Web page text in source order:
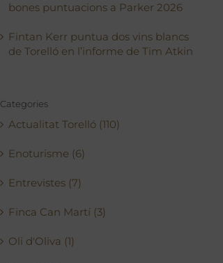
bones puntuacions a Parker 2026
Fintan Kerr puntua dos vins blancs
de Torelló en l’informe de Tim Atkin
Categories
Actualitat Torelló (110)
Enoturisme (6)
Entrevistes (7)
Finca Can Martí (3)
Oli d'Oliva (1)